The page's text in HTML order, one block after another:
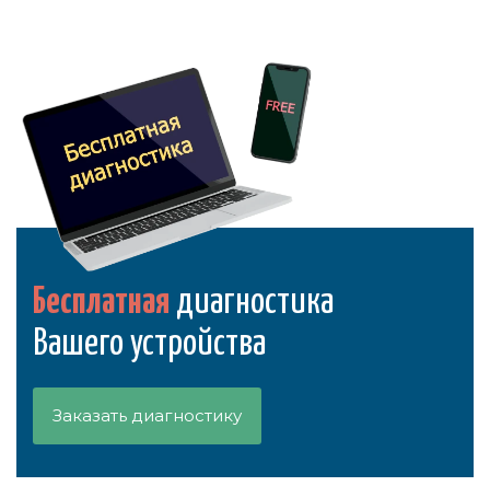
Бесплатная диагностика
Вашего устройства
Заказать диагностику